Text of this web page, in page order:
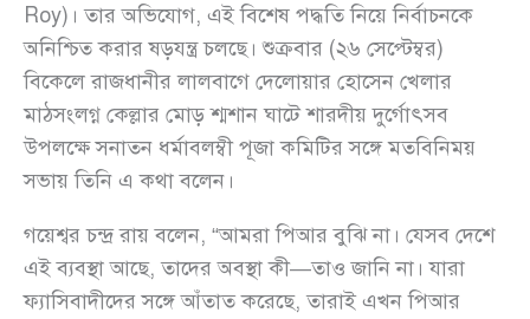
Roy)। তার অভিযোগ, এই বিশেষ পদ্ধতি নিয়ে নির্বাচনকে
অনিশ্চিত করার ষড়যন্ত্র চলছে। শুক্রবার (২৬ সেপ্টেম্বর)
বিকেলে রাজধানীর লালবাগে দেলোয়ার হোসেন খেলার
মাঠসংলগ্ন কেল্লার মোড় শ্মশান ঘাটে শারদীয় দুর্গোৎসব
উপলক্ষে সনাতন ধর্মাবলম্বী পূজা কমিটির সঙ্গে মতবিনিময়
সভায় তিনি এ কথা বলেন।
গয়েশ্বর চন্দ্র রায় বলেন, “আমরা পিআর বুঝি না। যেসব দেশে
এই ব্যবস্থা আছে, তাদের অবস্থা কী—তাও জানি না। যারা
ফ্যাসিবাদীদের সঙ্গে আঁতাত করেছে, তারাই এখন পিআর